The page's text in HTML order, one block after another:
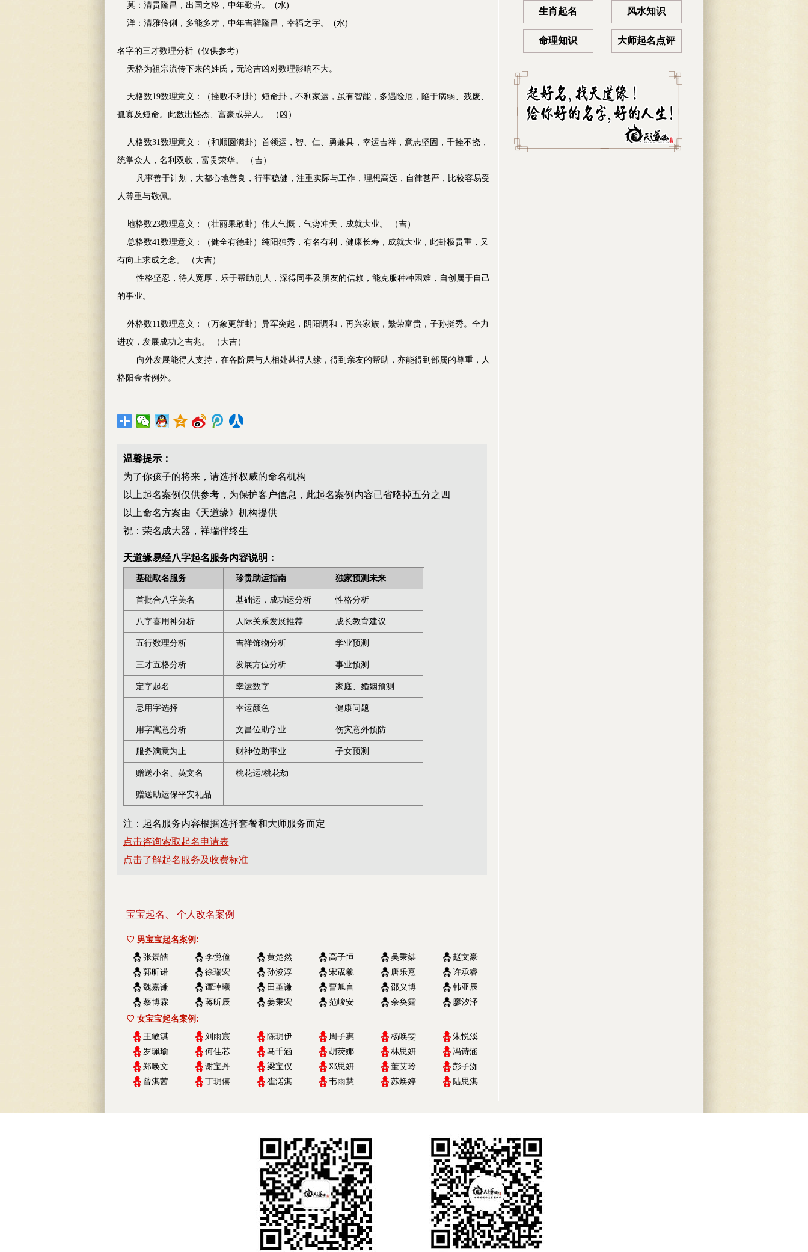
莫：清贵隆昌，出国之格，中年勤劳。 (水)
洋：清雅伶俐，多能多才，中年吉祥隆昌，幸福之字。 (水)
名字的三才数理分析（仅供参考）
天格为祖宗流传下来的姓氏，无论吉凶对数理影响不大。
天格数19数理意义：（挫败不利卦）短命卦，不利家运，虽有智能，多遇险厄，陷于病弱、残废、
孤寡及短命。此数出怪杰、富豪或异人。 （凶）
人格数31数理意义：（和顺圆满卦）首领运，智、仁、勇兼具，幸运吉祥，意志坚固，千挫不挠，
统掌众人，名利双收，富贵荣华。 （吉）
凡事善于计划，大都心地善良，行事稳健，注重实际与工作，理想高远，自律甚严，比较容易受
人尊重与敬佩。
地格数23数理意义：（壮丽果敢卦）伟人气慨，气势冲天，成就大业。 （吉）
总格数41数理意义：（健全有德卦）纯阳独秀，有名有利，健康长寿，成就大业，此卦极贵重，又
有向上求成之念。 （大吉）
性格坚忍，待人宽厚，乐于帮助别人，深得同事及朋友的信赖，能克服种种困难，自创属于自己
的事业。
外格数11数理意义：（万象更新卦）异军突起，阴阳调和，再兴家族，繁荣富贵，子孙挺秀。全力
进攻，发展成功之吉兆。 （大吉）
向外发展能得人支持，在各阶层与人相处甚得人缘，得到亲友的帮助，亦能得到部属的尊重，人
格阳金者例外。
温馨提示：
为了你孩子的将来，请选择权威的命名机构
以上起名案例仅供参考，为保护客户信息，此起名案例内容已省略掉五分之四
以上命名方案由《天道缘》机构提供
祝：荣名成大器，祥瑞伴终生
天道缘易经八字起名服务内容说明：
基础取名服务 珍贵助运指南 独家预测未来
首批合八字美名 基础运，成功运分析 性格分析
八字喜用神分析 人际关系发展推荐 成长教育建议
五行数理分析 吉祥饰物分析 学业预测
三才五格分析 发展方位分析 事业预测
定字起名 幸运数字 家庭、婚姻预测
忌用字选择 幸运颜色 健康问题
用字寓意分析 文昌位助学业 伤灾意外预防
服务满意为止 财神位助事业 子女预测
赠送小名、英文名 桃花运/桃花劫
赠送助运保平安礼品
注：起名服务内容根据选择套餐和大师服务而定
点击咨询索取起名申请表
点击了解起名服务及收费标准
宝宝起名、 个人改名案例
♡ 男宝宝起名案例:
张景皓 李悦僮 黄楚然 高子恒 吴秉桀
赵文豪
郭昕诺
徐瑞宏 孙浚淳 宋宬羲 唐乐熹
许承睿
魏嘉谦
谭琸曦 田堇谦 曹旭言 邵义博
韩亚辰
蔡博霖
蒋昕辰 姜秉宏 范峻安 余奂霆 廖汐泽
♡ 女宝宝起名案例:
王敏淇 刘雨宸 陈玥伊 周子惠 杨唤雯
朱悦溪
罗珮瑜
何佳芯 马千涵 胡荧娜 林思妍
冯诗涵
郑唤文
谢宝丹 梁宝仪 邓思妍 董艾玲
彭子洳
曾淇茜
丁玥僖 崔渃淇 韦雨慧 苏焕婷 陆思淇
生肖起名 风水知识
命理知识 大师起名点评